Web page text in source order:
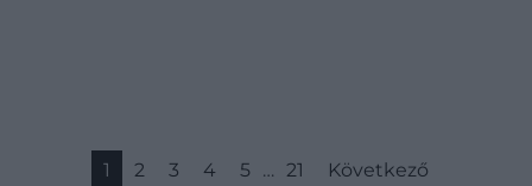
1 2 3 4 5 … 21 Következő